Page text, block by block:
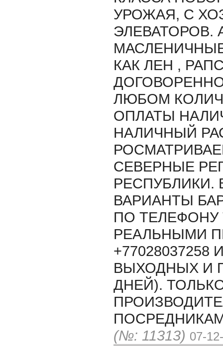
УРОЖАЯ, С
ЭЛЕВАТОРОВ.
КАК ЛЕН ,
ЛЮБОМ
ОПЛАТЫ
НАЛИЧНЫЙ
СЕВЕРНЫЕ
ВАРИАНТЫ
ПО ТЕЛЕФОНУ
РЕАЛЬНЫМИ
ВЫХОДНЫХ И
ДНЕЙ).
(№: 11313) 07-